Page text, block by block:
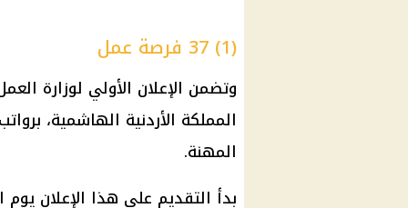
(1) 37 فرصة عمل
المهنة.